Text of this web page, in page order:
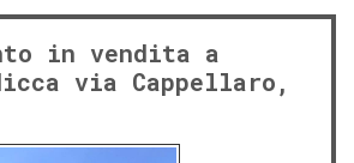
in vendita a
via Cappellaro,